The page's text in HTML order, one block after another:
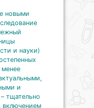
новыми
и науки)
менее
и
тщательно
включением